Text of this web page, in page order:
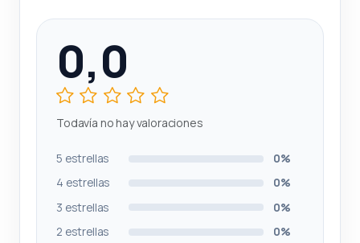
0,0
Todavía no hay valoraciones
5 estrellas
0%
4 estrellas
0%
3 estrellas
0%
2 estrellas
0%